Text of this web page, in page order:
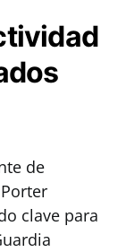
de
clave para